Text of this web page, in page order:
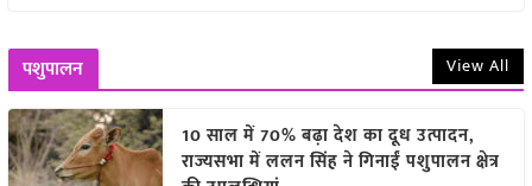
पशुपालन View All
10 साल में 70% बढ़ा देश का दूध उत्पादन,
राज्यसभा में ललन सिंह ने गिनाईं पशुपालन क्षेत्र